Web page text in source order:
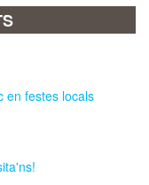
en festes locals